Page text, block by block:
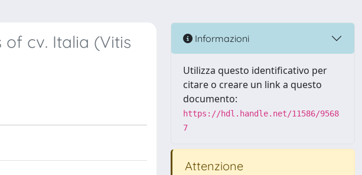
cv. Italia (Vitis
Informazioni
Utilizza questo identificativo per
citare o creare un link a questo
documento:
https://hdl.handle.net/11586/9568
7
Attenzione